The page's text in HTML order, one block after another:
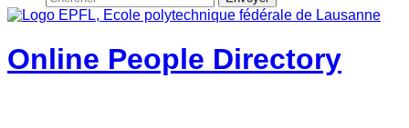
Online People Directory